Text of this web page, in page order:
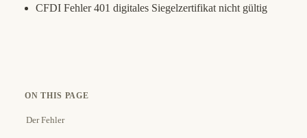
CFDI Fehler 401 digitales Siegelzertifikat nicht gültig
ON THIS PAGE
Der Fehler